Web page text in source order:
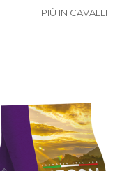
PIÙ IN CAVALLI